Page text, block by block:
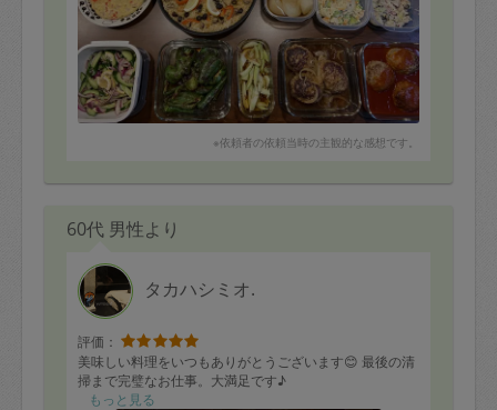
※依頼者の依頼当時の主観的な感想です。
60代 男性より
タカハシミオ.
評価：
美味しい料理をいつもありがとうございます😊 最後の清
掃まで完璧なお仕事。大満足です♪
もっと見る